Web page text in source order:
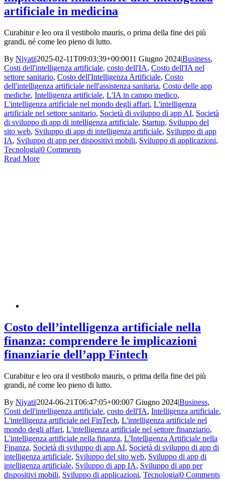
artificiale in medicina
Curabitur e leo ora il vestibolo mauris, o prima della fine dei più
grandi, né come leo pieno di lutto.
By Niyati|2025-02-11T09:03:39+00:0011 Giugno 2024|Business,
Costi dell'intelligenza artificiale, costo dell'IA, Costo dell'IA nel
settore sanitario, Costo dell'Intelligenza Artificiale, Costo
dell'intelligenza artificiale nell'assistenza sanitaria, Costo delle app
mediche, Intelligenza artificiale, L'IA in campo medico,
L'intelligenza artificiale nel mondo degli affari, L'intelligenza
artificiale nel settore sanitario, Società di sviluppo di app AI, Società
di sviluppo di app di intelligenza artificiale, Startup, Sviluppo del
sito web, Sviluppo di app di intelligenza artificiale, Sviluppo di app
IA, Sviluppo di app per dispositivi mobili, Sviluppo di applicazioni,
Tecnologia|0 Comments
Read More
Costo dell’intelligenza artificiale nella
finanza: comprendere le implicazioni
finanziarie dell’app Fintech
Curabitur e leo ora il vestibolo mauris, o prima della fine dei più
grandi, né come leo pieno di lutto.
By Niyati|2024-06-21T06:47:05+00:007 Giugno 2024|Business,
Costi dell'intelligenza artificiale, costo dell'IA, Intelligenza artificiale,
L'intelligenza artificiale nel FinTech, L'intelligenza artificiale nel
mondo degli affari, L'intelligenza artificiale nel settore finanziario,
L'intelligenza artificiale nella finanza, L'Intelligenza Artificiale nella
Finanza, Società di sviluppo di app AI, Società di sviluppo di app di
intelligenza artificiale, Sviluppo del sito web, Sviluppo di app di
intelligenza artificiale, Sviluppo di app IA, Sviluppo di app per
dispositivi mobili, Sviluppo di applicazioni, Tecnologia|0 Comments